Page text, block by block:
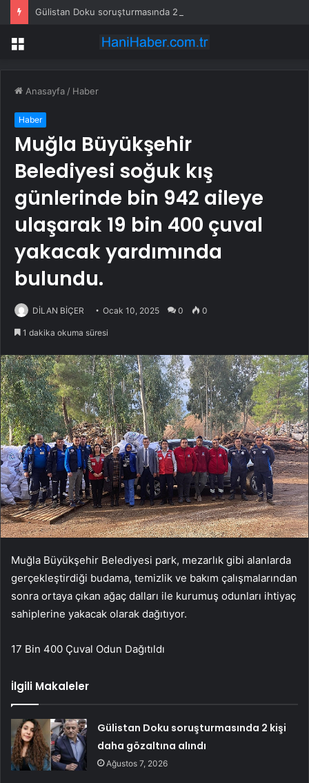
Gülistan Doku soruşturmasında 2 kişi daha gözaltına alındı
Menü
Anasayfa / Haber
Haber
Muğla Büyükşehir
Belediyesi soğuk kış
günlerinde bin 942 aileye
ulaşarak 19 bin 400 çuval
yakacak yardımında
bulundu.
DİLAN BİÇER Ocak 10, 2025 0 0
1 dakika okuma süresi
Muğla Büyükşehir Belediyesi park, mezarlık gibi alanlarda
gerçekleştirdiği budama, temizlik ve bakım çalışmalarından
sonra ortaya çıkan ağaç dalları ile kurumuş odunları ihtiyaç
sahiplerine yakacak olarak dağıtıyor.
17 Bin 400 Çuval Odun Dağıtıldı
İlgili Makaleler
Gülistan Doku soruşturmasında 2 kişi
daha gözaltına alındı
Ağustos 7, 2026